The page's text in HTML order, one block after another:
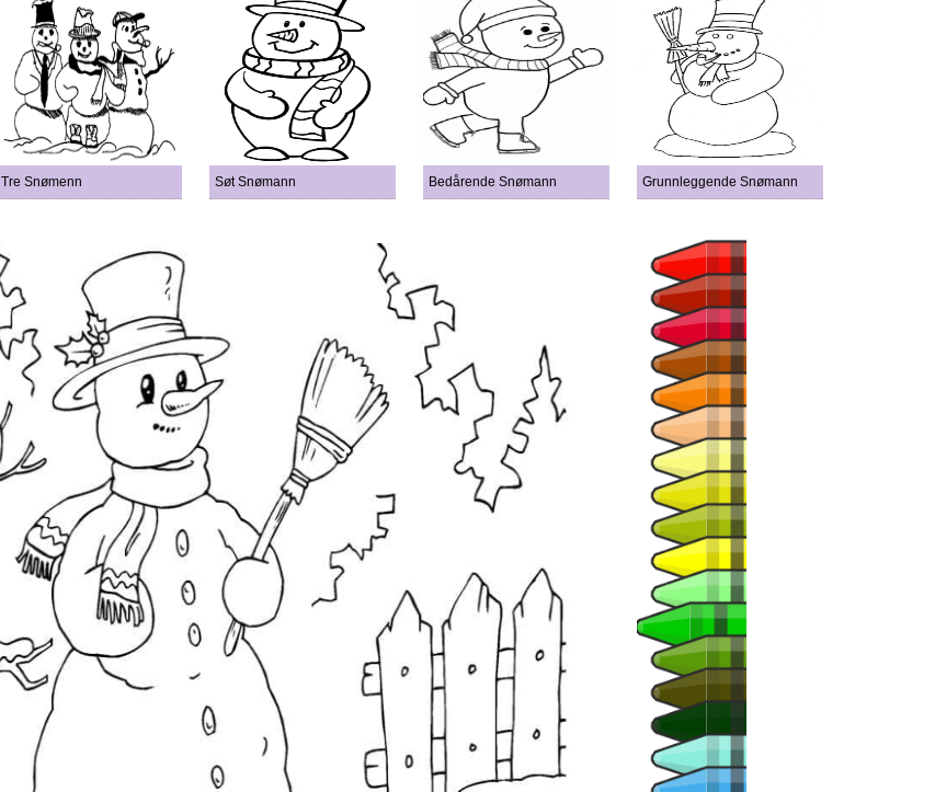
Tre Snømenn Søt Snømann Bedårende Snømann Grunnleggende Snømann